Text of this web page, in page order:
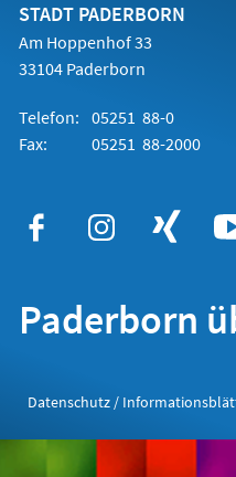
STADT PADERBORN
Am Hoppenhof 33
33104 Paderborn
Telefon: 05251 88-0
Fax:
05251 88-2000
Paderborn
Datenschutz /